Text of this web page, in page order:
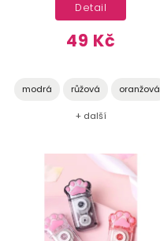
49 Kč
Detail
modrá růžová oranžová
+ další